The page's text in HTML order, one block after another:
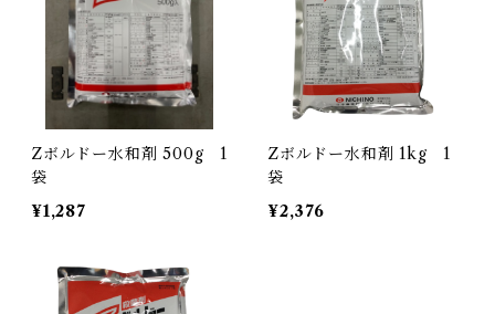
Zボルドー水和剤 500g 1
袋
¥1,287
Zボルドー水和剤 1kg 1
袋
¥2,376